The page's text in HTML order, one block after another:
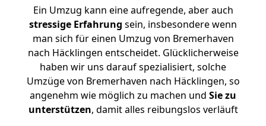
Ein Umzug kann eine aufregende, aber auch
stressige Erfahrung sein, insbesondere wenn
man sich für einen Umzug von Bremerhaven
nach Häcklingen entscheidet. Glücklicherweise
haben wir uns darauf spezialisiert, solche
Umzüge von Bremerhaven nach Häcklingen, so
angenehm wie möglich zu machen und Sie zu
unterstützen, damit alles reibungslos verläuft